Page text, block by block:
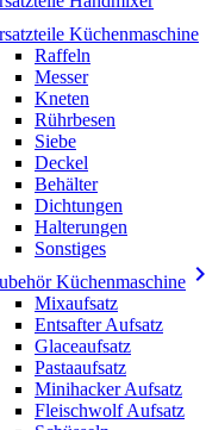
Küchenmaschine
Raffeln
Messer
Kneten
Rührbesen
Siebe
Deckel
Behälter
Dichtungen
Halterungen
Sonstiges
Küchenmaschine 
Mixaufsatz
Entsafter Aufsatz
Glaceaufsatz
Pastaaufsatz
Minihacker Aufsatz
Fleischwolf Aufsatz